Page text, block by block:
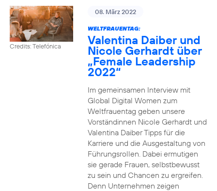
Credits: Telefónica
08. März 2022
WELTFRAUENTAG:
Valentina Daiber und
Nicole Gerhardt über
„Female Leadership
2022“
Im gemeinsamen Interview mit
Global Digital Women zum
Weltfrauentag geben unsere
Vorständinnen Nicole Gerhardt und
Valentina Daiber Tipps für die
Karriere und die Ausgestaltung von
Führungsrollen. Dabei ermutigen
sie gerade Frauen, selbstbewusst
zu sein und Chancen zu ergreifen.
Denn Unternehmen zeigen